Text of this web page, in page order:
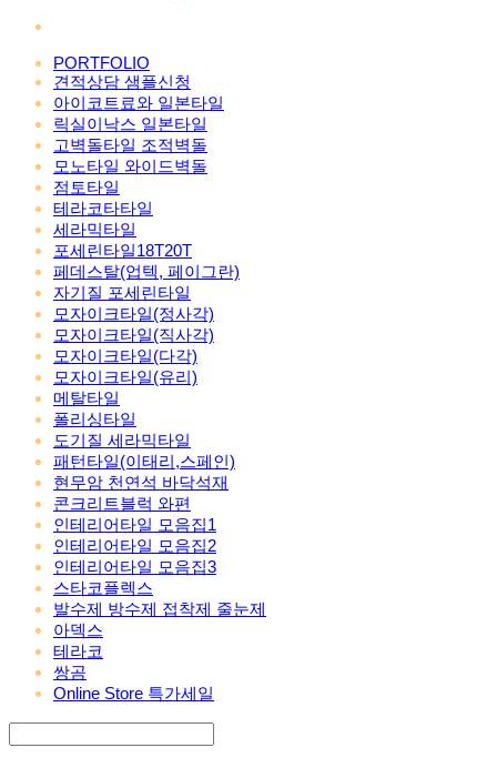
PORTFOLIO
견적상담 샘플신청
아이코트료와 일본타일
릭실이낙스 일본타일
고벽돌타일 조적벽돌
모노타일 와이드벽돌
점토타일
테라코타타일
세라믹타일
포세린타일18T20T
페데스탈(업텍, 페이그란)
자기질 포세린타일
모자이크타일(정사각)
모자이크타일(직사각)
모자이크타일(다각)
모자이크타일(유리)
메탈타일
폴리싱타일
도기질 세라믹타일
패턴타일(이태리,스페인)
현무암 천연석 바닥석재
콘크리트블럭 와편
인테리어타일 모음집1
인테리어타일 모음집2
인테리어타일 모음집3
스타코플렉스
발수제 방수제 접착제 줄눈제
아덱스
테라코
쌍곰
Online Store 특가세일